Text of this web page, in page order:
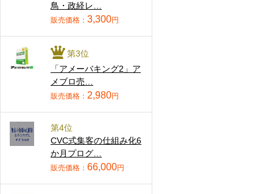
鳥・政経レ…
販売価格： 3,300円
第3位
「アメーバキング2」ア
メブロ売…
販売価格： 2,980円
第4位
CVC式集客の仕組み化6
か月プログ…
販売価格： 66,000円